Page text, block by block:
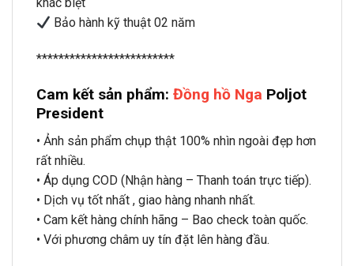
khác biệt
Bảo hành kỹ thuật 02 năm
*************************
Cam kết sản phẩm: Đồng hồ Nga Poljot
President
• Ảnh sản phẩm chụp thật 100% nhìn ngoài đẹp hơn
rất nhiều.
• Áp dụng COD (Nhận hàng – Thanh toán trực tiếp).
• Dịch vụ tốt nhất , giao hàng nhanh nhất.
• Cam kết hàng chính hãng – Bao check toàn quốc.
• Với phương châm uy tín đặt lên hàng đầu.